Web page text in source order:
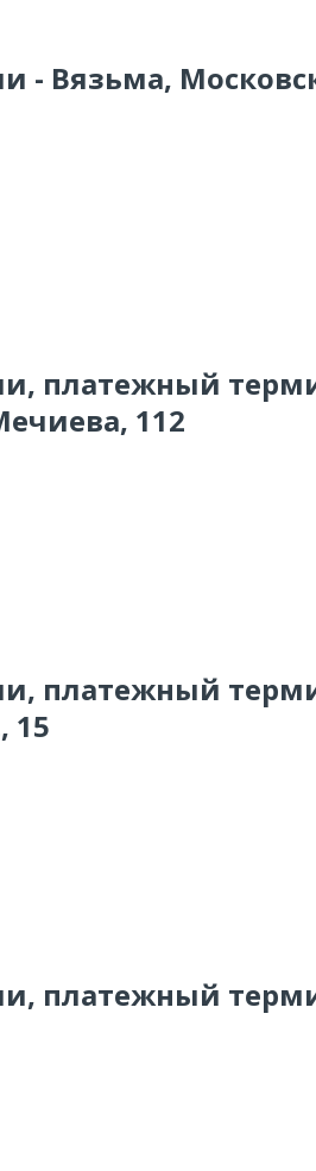
- Вязьма,
платежный
112
платежный
15
платежный